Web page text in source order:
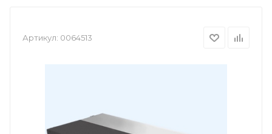
Артикул: 0064513